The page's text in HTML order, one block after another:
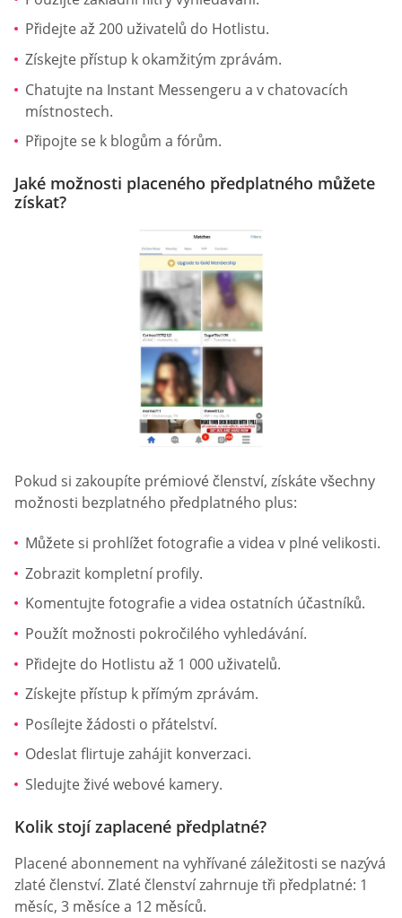
Přidejte až 200 uživatelů do Hotlistu.
Získejte přístup k okamžitým zprávám.
Chatujte na Instant Messengeru a v chatovacích
místnostech.
Připojte se k blogům a fórům.
Jaké možnosti placeného předplatného můžete
získat?
Pokud si zakoupíte prémiové členství, získáte všechny
možnosti bezplatného předplatného plus:
Můžete si prohlížet fotografie a videa v plné velikosti.
Zobrazit kompletní profily.
Komentujte fotografie a videa ostatních účastníků.
Použít možnosti pokročilého vyhledávání.
Přidejte do Hotlistu až 1 000 uživatelů.
Získejte přístup k přímým zprávám.
Posílejte žádosti o přátelství.
Odeslat flirtuje zahájit konverzaci.
Sledujte živé webové kamery.
Kolik stojí zaplacené předplatné?
Placené abonnement na vyhřívané záležitosti se nazývá
zlaté členství. Zlaté členství zahrnuje tři předplatné: 1
měsíc, 3 měsíce a 12 měsíců.